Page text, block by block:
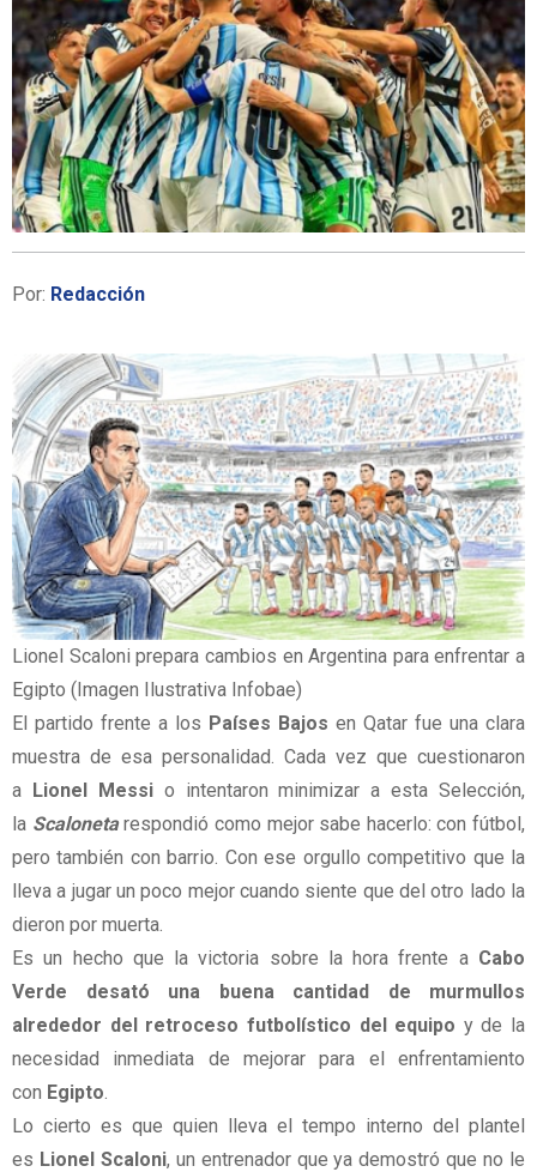
Por: Redacción
Lionel Scaloni prepara cambios en Argentina para enfrentar a
Egipto (Imagen Ilustrativa Infobae)
El partido frente a los Países Bajos en Qatar fue una clara
muestra de esa personalidad. Cada vez que cuestionaron
a Lionel Messio intentaron minimizar a esta Selección,
la Scalonetarespondió como mejor sabe hacerlo: con fútbol,
pero también con barrio. Con ese orgullo competitivo que la
lleva a jugar un poco mejor cuando siente que del otro lado la
dieron por muerta.
Es un hecho que la victoria sobre la hora frente a Cabo
Verde
desató una buena cantidad de murmullos
alrededor del retroceso futbolístico del equipo y de la
necesidad inmediata de mejorar para el enfrentamiento
con Egipto.
Lo cierto es que quien lleva el tempo interno del plantel
es Lionel Scaloni, un entrenador que ya demostró que no le